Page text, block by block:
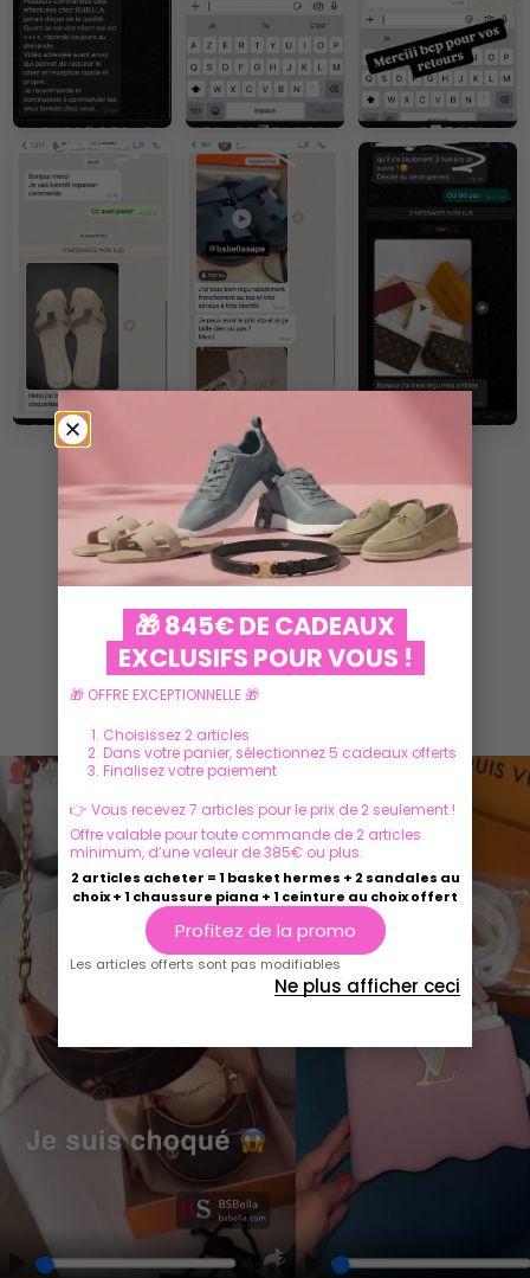
VOIR PLUS
Ils parlent de nous
Play Play
🎁 845€ DE CADEAUX
EXCLUSIFS POUR VOUS !
🎁 OFFRE EXCEPTIONNELLE 🎁
Choisissez 2 articles
Dans votre panier, sélectionnez 5 cadeaux offerts
Finalisez votre paiement
👉 Vous recevez 7 articles pour le prix de 2 seulement !
Offre valable pour toute commande de 2 articles
minimum, d’une valeur de 385€ ou plus.
2 articles acheter = 1 basket hermes + 2 sandales au
choix + 1 chaussure piana + 1 ceinture au choix offert
Profitez de la promo
Les articles offerts sont pas modifiables
Ne plus afficher ceci